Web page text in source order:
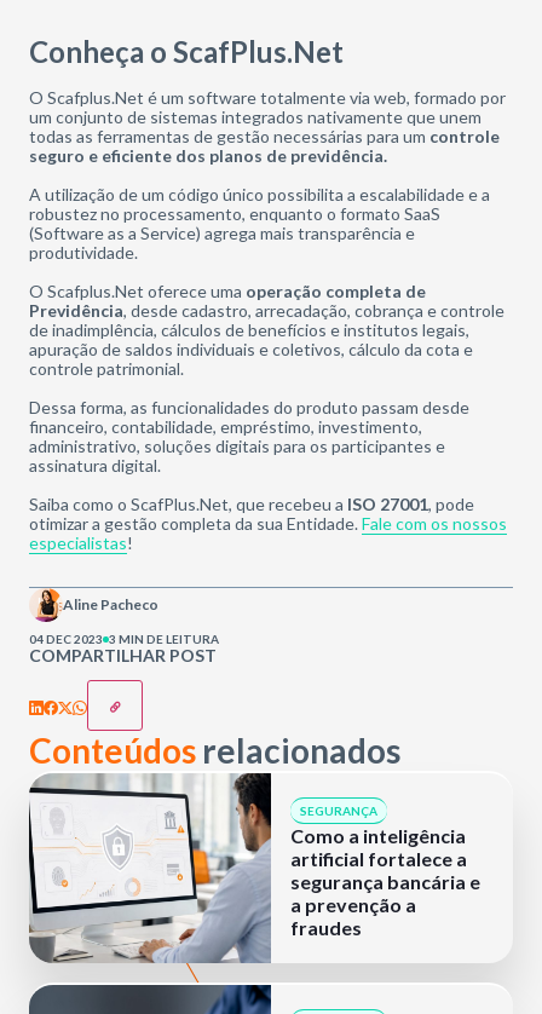
Conheça o ScafPlus.Net
O Scafplus.Net é um software totalmente via web, formado por
um conjunto de sistemas integrados nativamente que unem
todas as ferramentas de gestão necessárias para um controle
seguro e eficiente dos planos de previdência.
A utilização de um código único possibilita a escalabilidade e a
robustez no processamento, enquanto o formato SaaS
(Software as a Service) agrega mais transparência e
produtividade.
O Scafplus.Net oferece uma operação completa de
Previdência, desde cadastro, arrecadação, cobrança e controle
de inadimplência, cálculos de benefícios e institutos legais,
apuração de saldos individuais e coletivos, cálculo da cota e
controle patrimonial.
Dessa forma, as funcionalidades do produto passam desde
financeiro, contabilidade, empréstimo, investimento,
administrativo, soluções digitais para os participantes e
assinatura digital.
Saiba como o ScafPlus.Net, que recebeu a ISO 27001, pode
otimizar a gestão completa da sua Entidade.Fale com os nossos
especialistas!
COMPARTILHAR POST
Aline Pacheco
04 DEC 2023 3 MIN DE LEITURA
Conteúdos relacionados
SEGURANÇA
Como a inteligência
artificial fortalece a
segurança bancária e
a prevenção a
fraudes